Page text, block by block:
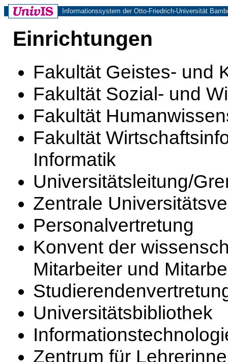
Informationssystem der Otto-Friedrich-Universität
Einrichtungen
Fakultät Geistes- und
Fakultät Sozial- und
Fakultät
Fakultät
Informatik
Universitätsleitung/
Zentrale
Personalvertretung
Konvent der
Mitarbeiter und
Universitätsbibliothek
Zentrum für